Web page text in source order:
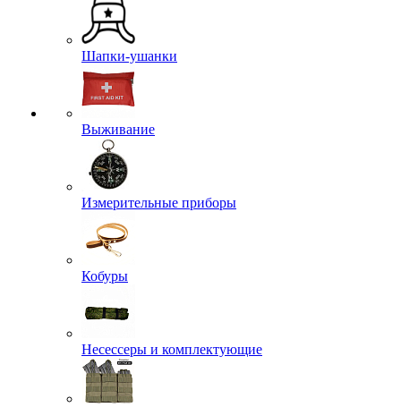
Шапки-ушанки
Выживание
Измерительные приборы
Кобуры
Несессеры и комплектующие